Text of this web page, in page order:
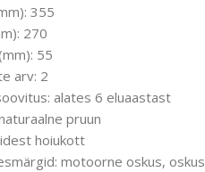
355
270
55
arv: 2
alates 6 eluaastast
pruun
hoiukott
motoorne oskus, oskus